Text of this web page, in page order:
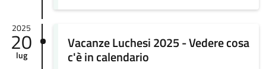
2025
20
lug
Vacanze Luchesi 2025 - Vedere cosa
c'è in calendario